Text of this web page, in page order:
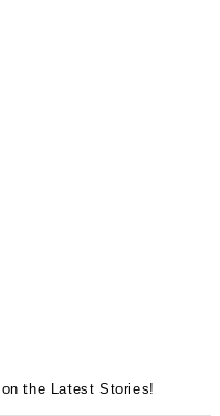
the Latest Stories!